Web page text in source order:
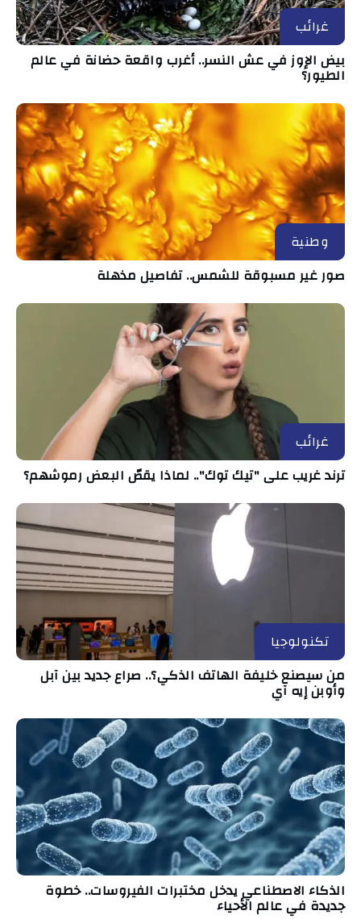
غرائب
بيض الإوز في عش النسر.. أغرب واقعة حضانة في عالم
الطيور؟
وطنية
صور غير مسبوقة للشمس.. تفاصيل مذهلة
غرائب
ترند غريب على "تيك توك".. لماذا يقصّ البعض رموشهم؟
تكنولوجيا
من سيصنع خليفة الهاتف الذكي؟.. صراع جديد بين آبل
وأوبن إيه آي
الذكاء الاصطناعي يدخل مختبرات الفيروسات.. خطوة
جديدة في عالم الأحياء